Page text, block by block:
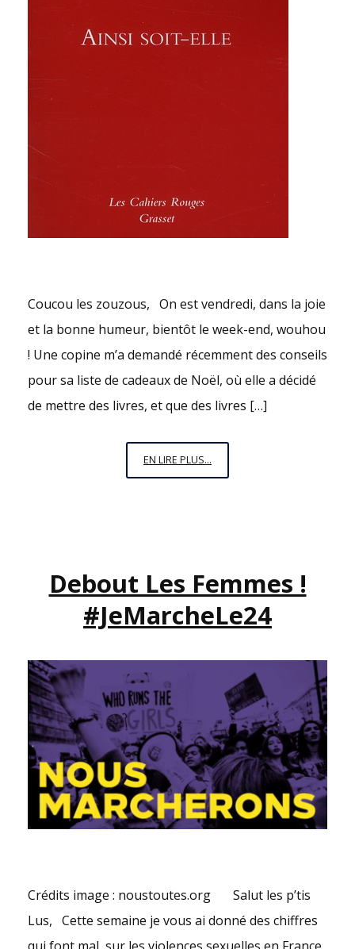
Coucou les zouzous, On est vendredi, dans la joie
et la bonne humeur, bientôt le week-end, wouhou
! Une copine m’a demandé récemment des conseils
pour sa liste de cadeaux de Noël, où elle a décidé
de mettre des livres, et que des livres […]
EN LIRE PLUS...
C’EST
ELLE »
DE
BENOÎTE
Debout Les Femmes !
#JeMarcheLe24
Crédits image : noustoutes.org Salut les p’tis
Lus, Cette semaine je vous ai donné des chiffres